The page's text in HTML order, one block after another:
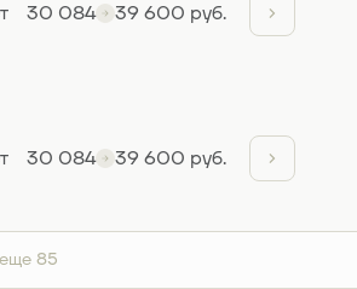
30 084 39 600 руб.
30 084 39 600 руб.
85